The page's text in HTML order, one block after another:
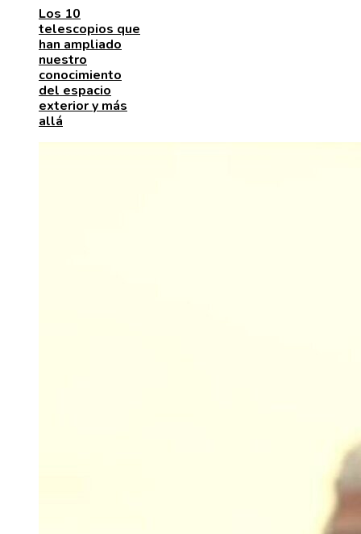
Los 10
telescopios que
han ampliado
nuestro
conocimiento
del espacio
exterior y más
allá